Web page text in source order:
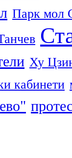
Парк мол
Ху
кабинети